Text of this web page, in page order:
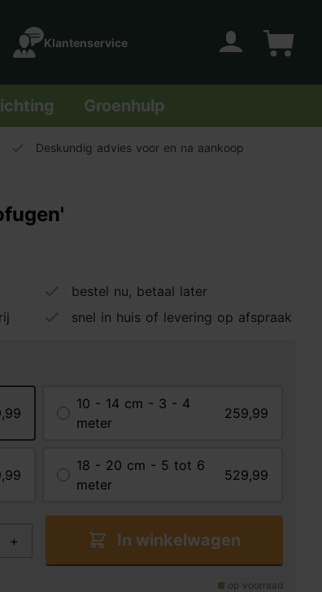
Klantenservice
Groenhulp
Deskundig advies voor en na aankoop
bestel nu, betaal later
snel in huis of levering op afspraak
10 - 14 cm - 3 - 4
meter
259,99
18 - 20 cm - 5 tot 6
meter
529,99
+ In winkelwagen
op voorraad